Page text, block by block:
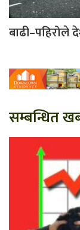
सम्बन्धित